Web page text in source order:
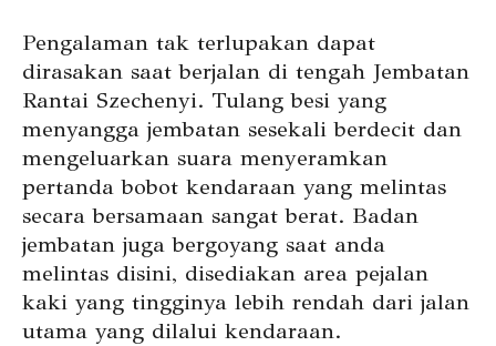
Pengalaman tak terlupakan dapat
dirasakan saat berjalan di tengah Jembatan
Rantai Szechenyi. Tulang besi yang
menyangga jembatan sesekali berdecit dan
mengeluarkan suara menyeramkan
pertanda bobot kendaraan yang melintas
secara bersamaan sangat berat. Badan
jembatan juga bergoyang saat anda
melintas disini, disediakan area pejalan
kaki yang tingginya lebih rendah dari jalan
utama yang dilalui kendaraan.